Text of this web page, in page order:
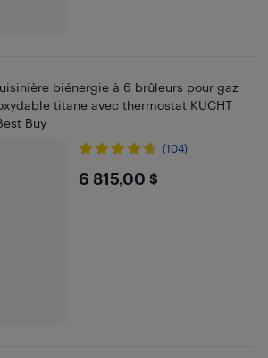
biénergie à 6 brûleurs pour gaz
titane avec thermostat KUCHT
Buy
(104)
$6815
6 815,00 $